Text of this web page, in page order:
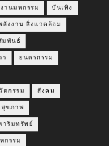
านมหกรรม บันเทิง
ลังงาน สิ่งแวดล้อม
มพันธ์
ร ยนตรกรรม
ตกรรม สังคม
สุขภาพ
าริมทรัพย์
กรรม